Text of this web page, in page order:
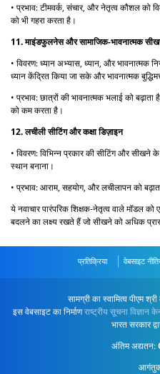
• प्रभाव: टीमवर्क, संचार, और नेतृत्व कौशल को
को भी गहरा करता है।
11. माइंडफुलनेस और सामाजिक-भावनात्मक
• विवरण: ध्यान अभ्यास, ध्यान, और भावनात्मक
ध्यान केंद्रित किया जा सके और भावनात्मक
• प्रभाव: छात्रों की भावनात्मक भलाई को
को कम करता है।
12. लचीली सीटिंग और कक्षा डिज़ाइन
• विवरण: विभिन्न प्रकार की सीटिंग और सीखने
स्थान बनाना।
• प्रभाव: आराम, सहयोग, और लचीलापन को
ये नवाचार पारंपरिक शिक्षक-नेतृत्व वाले मॉडल
बदलने का लक्ष्य रखते हैं जो सीखने को अधिक
प्रतिक्रिया वेबसाइट
सामग्री का स्वामित्व पीएम
इस वेबसाइट का निर्माणराष्ट्रीय सूचना विज्ञान
भारत सरकार
अंतिम अद्यतन: